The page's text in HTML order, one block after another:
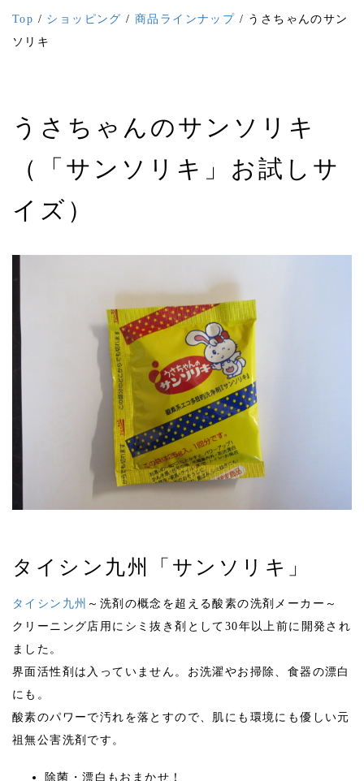
Top / ショッピング /商品ラインナップ / うさちゃんのサン
ソリキ
うさちゃんのサンソリキ
（「サンソリキ」お試しサ
イズ）
タイシン九州「サンソリキ」
タイシン九州 ～洗剤の概念を超える酸素の洗剤メーカー～
クリーニング店用にシミ抜き剤として30年以上前に開発され
ました。
界面活性剤は入っていません。お洗濯やお掃除、食器の漂白
にも。
酸素のパワーで汚れを落とすので、肌にも環境にも優しい元
祖無公害洗剤です。
除菌・漂白もおまかせ！